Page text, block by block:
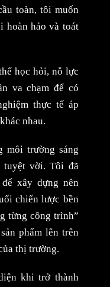
toàn, tôi muốn
hoàn hảo và toát
học hỏi, nỗ lực
va chạm để có
thực tế áp
nhau.
môi trường sáng
vời. Tôi đã
xây dựng nên
chiến lược bền
từng công trình”
phẩm lên trên
thị trường.
khi trở thành